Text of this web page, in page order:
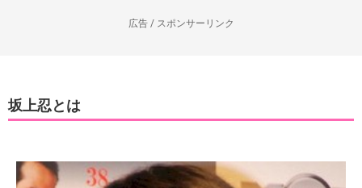
広告 / スポンサーリンク
坂上忍とは